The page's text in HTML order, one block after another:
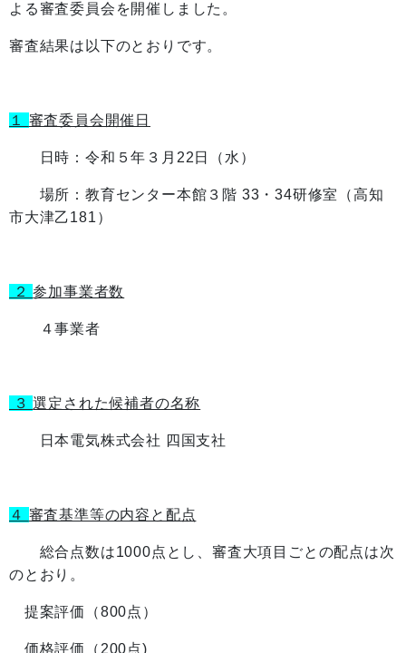
よる審査委員会を開催しました。
審査結果は以下のとおりです。
１ 審査委員会開催日
日時：令和５年３月22日（水）
場所：教育センター本館３階 33・34研修室（高知
市大津乙181）
２参加事業者数
４事業者
３選定された候補者の名称
日本電気株式会社 四国支社
４ 審査基準等の内容と配点
総合点数は1000点とし、審査大項目ごとの配点は次
のとおり。
提案評価（800点）
価格評価（200点)